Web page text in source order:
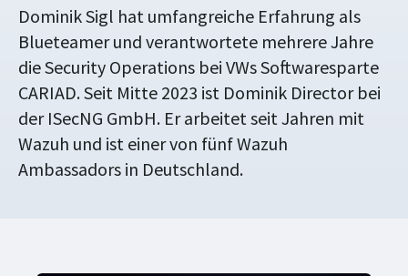
Dominik Sigl hat umfangreiche Erfahrung als
Blueteamer und verantwortete mehrere Jahre
die Security Operations bei VWs Softwaresparte
CARIAD. Seit Mitte 2023 ist Dominik Director bei
der ISecNG GmbH. Er arbeitet seit Jahren mit
Wazuh und ist einer von fünf Wazuh
Ambassadors in Deutschland.